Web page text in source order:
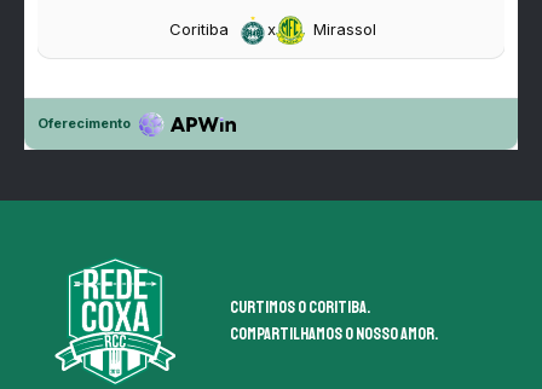
Curtimos o coritiba.
Compartilhamos o nosso amor.